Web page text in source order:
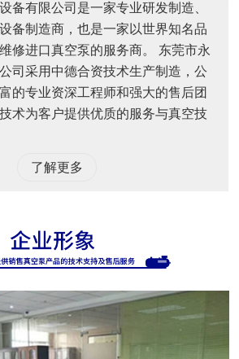
备有限公司是一家专业研发制造、
备制造商，也是一家以世界知名品
修进口真空泵的服务商。 东莞市永
司采用中德合资技术生产制造，公
的专业资深工程师和强大的售后团
术为客户提供优质的服务与真空技
了解更多